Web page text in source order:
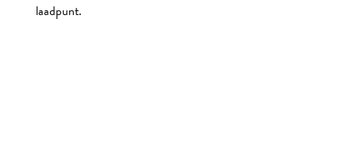
laadpunt.